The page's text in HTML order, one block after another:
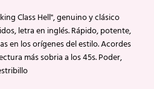
Class Hell", genuino y clásico
letra en inglés. Rápido, potente,
en los orígenes del estilo. Acordes
más sobria a los 45s. Poder,